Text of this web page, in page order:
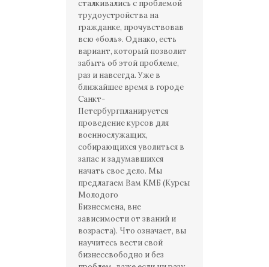
сталкивались с проблемой
трудоустройства на
гражданке, прочувствовав
всю «боль». Однако, есть
вариант, который позволит
забыть об этой проблеме,
раз и навсегда. Уже в
ближайшее время в городе
Санкт-
Петербургпланируется
проведение курсов для
военнослужащих,
собирающихся уволиться в
запас и задумавшихся
начать свое дело. Мы
предлагаем Вам КМБ (Курсы
Молодого
Бизнесмена, вне
зависимости от званий и
возраста). Что означает, вы
научитесь вести свой
бизнессвободно и без